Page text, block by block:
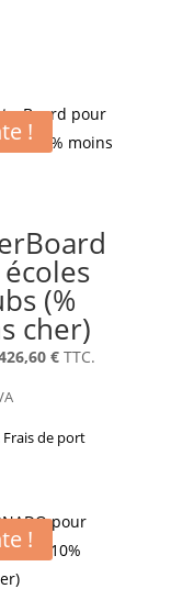
!
(%
cher)
474,00 €.
€Le
est
426,60 €.
TTC.
Frais de port
!